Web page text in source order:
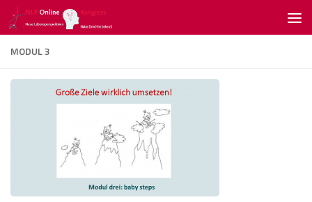
Zum Inhalt springen
MODUL 3